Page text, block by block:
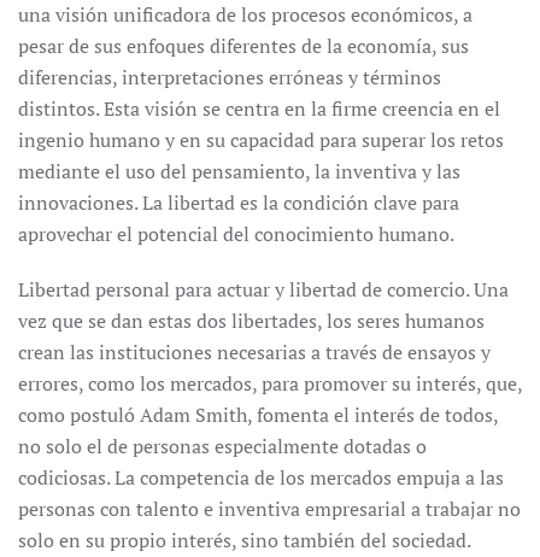
una visión unificadora de los procesos económicos, a
pesar de sus enfoques diferentes de la economía, sus
diferencias, interpretaciones erróneas y términos
distintos. Esta visión se centra en la firme creencia en el
ingenio humano y en su capacidad para superar los retos
mediante el uso del pensamiento, la inventiva y las
innovaciones. La libertad es la condición clave para
aprovechar el potencial del conocimiento humano.
Libertad personal para actuar y libertad de comercio. Una
vez que se dan estas dos libertades, los seres humanos
crean las instituciones necesarias a través de ensayos y
errores, como los mercados, para promover su interés, que,
como postuló Adam Smith, fomenta el interés de todos,
no solo el de personas especialmente dotadas o
codiciosas. La competencia de los mercados empuja a las
personas con talento e inventiva empresarial a trabajar no
solo en su propio interés, sino también del sociedad.